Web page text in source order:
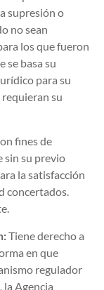
supresión o
no sean
los que fueron
se basa su
para su
su
fines de
sin su previo
la satisfacción
concertados.
Tiene derecho a
en que
regulador
la Agencia